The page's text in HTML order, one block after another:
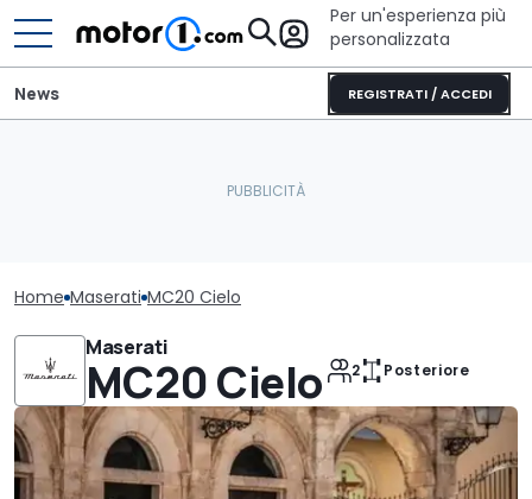
Per un'esperienza più
personalizzata
REGISTRATI / ACCEDI
News
Home Maserati MC20 Cielo
Maserati
MC20 Cielo 2 Posteriore